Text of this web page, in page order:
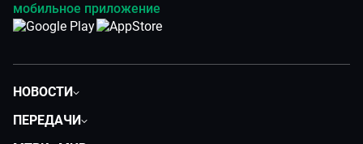
мобильное приложение
НОВОСТИ
ПЕРЕДАЧИ